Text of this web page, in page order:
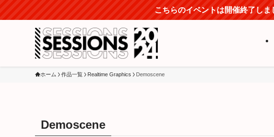
こちらのイベントは開催終了し
ホーム 作品一覧 Realtime Graphics Demoscene
Demoscene